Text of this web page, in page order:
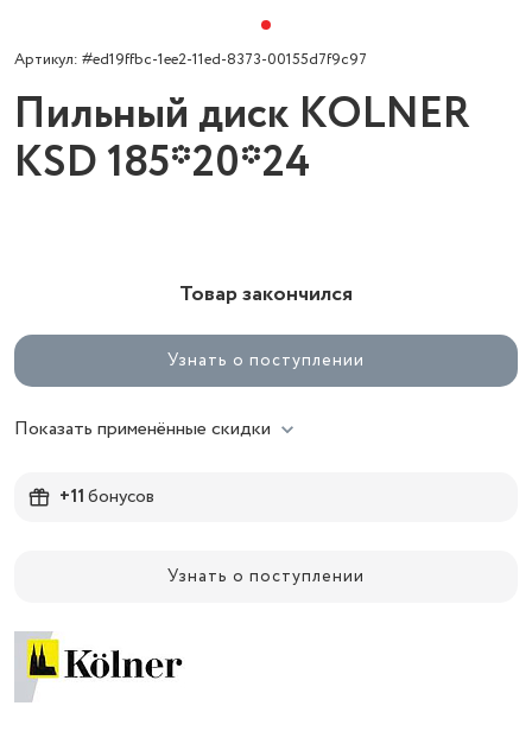
Артикул: #ed19ffbc-1ee2-11ed-8373-00155d7f9c97
Пильный диск KOLNER
KSD 185*20*24
Товар закончился
Узнать о поступлении
Показать применённые скидки
+11бонусов
Узнать о поступлении